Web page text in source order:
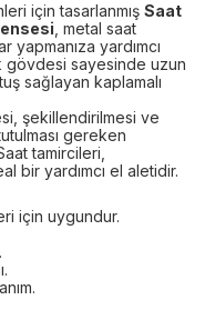
için tasarlanmış Saat
, metal saat
yapmanıza yardımcı
gövdesi sayesinde uzun
sağlayan kaplamalı
şekillendirilmesi ve
gereken
tamircileri,
bir yardımcı el aletidir.
için uygundur.